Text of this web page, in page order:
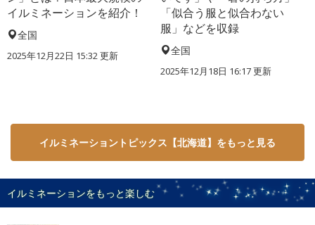
イルミネーションを紹介！
全国
2025年12月22日 15:32 更新
「似合う服と似合わない
服」などを収録
全国
2025年12月18日 16:17 更新
イルミネーショントピックス【北海道】をもっと見る
イルミネーションをもっと楽しむ